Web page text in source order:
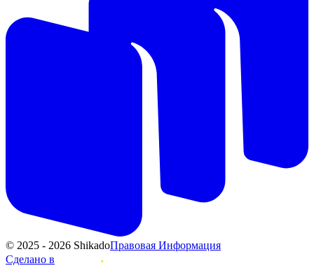
© 2025 - 2026 ShikadoПравовая Информация
Сделано в